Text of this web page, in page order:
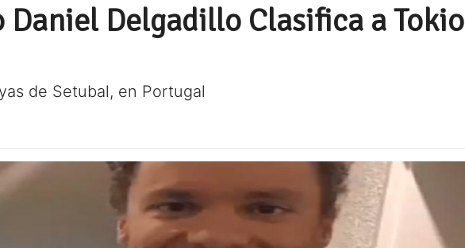
Delgadillo Clasifica a Tokio
de Setubal, en Portugal